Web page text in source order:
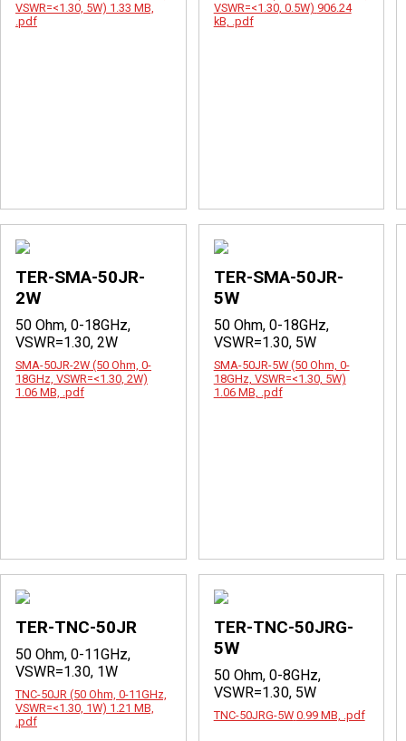
VSWR=<1.30, 5W) 1.33 MB,
.pdf
VSWR=<1.30, 0.5W) 906.24
kB, .pdf
TER-SMA-50JR-
2W
50 Ohm, 0-18GHz,
VSWR=1.30, 2W
SMA-50JR-2W (50 Ohm, 0-
18GHz, VSWR=<1.30, 2W)
1.06 MB, .pdf
TER-SMA-50JR-
5W
50 Ohm, 0-18GHz,
VSWR=1.30, 5W
SMA-50JR-5W (50 Ohm, 0-
18GHz, VSWR=<1.30, 5W)
1.06 MB, .pdf
TER-TNC-50JR
50 Ohm, 0-11GHz,
VSWR=1.30, 1W
TNC-50JR (50 Ohm, 0-11GHz,
VSWR=<1.30, 1W) 1.21 MB,
.pdf
TER-TNC-50JRG-
5W
50 Ohm, 0-8GHz,
VSWR=1.30, 5W
TNC-50JRG-5W 0.99 MB, .pdf